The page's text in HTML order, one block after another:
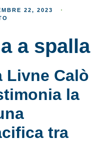
22, 2023
a spalla
Livne Calò
la
tra